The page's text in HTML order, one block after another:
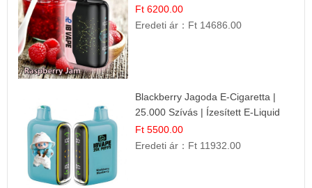
Ízélmény!
Ft 6200.00
Eredeti ár： Ft 14686.00
Blackberry Jagoda E-Cigaretta |
25.000 Szívás | Ízesített E-Liquid
Ft 5500.00
Eredeti ár： Ft 11932.00